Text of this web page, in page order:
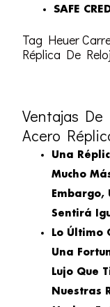
SAFE
Tag Heuer
Réplica De
Ventajas De
Acero
Una
Mucho
Embargo,
Sentirá
Lo Último
Una
Lujo Que
Nuestras